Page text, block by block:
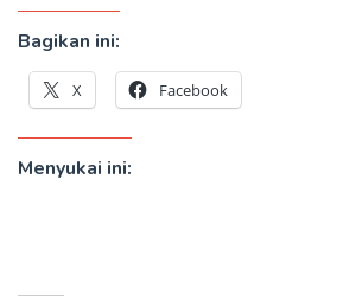
Bagikan ini:
X Facebook
Menyukai ini: